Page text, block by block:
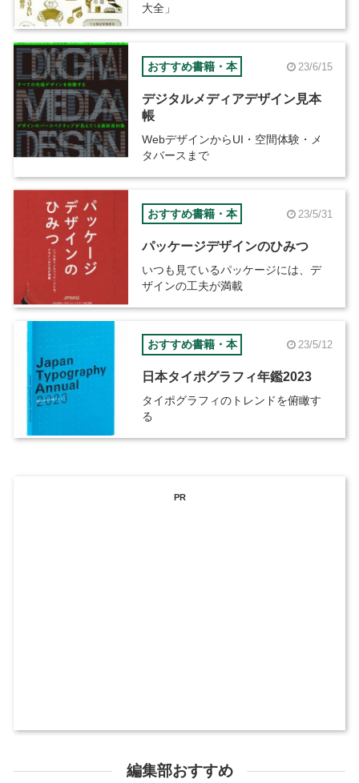
大全」
おすすめ書籍・本 23/6/15
デジタルメディアデザイン見本
帳
WebデザインからUI・空間体験・メ
タバースまで
おすすめ書籍・本 23/5/31
パッケージデザインのひみつ
いつも見ているパッケージには、デ
ザインの工夫が満載
おすすめ書籍・本 23/5/12
日本タイポグラフィ年鑑2023
タイポグラフィのトレンドを俯瞰す
る
PR
編集部おすすめ